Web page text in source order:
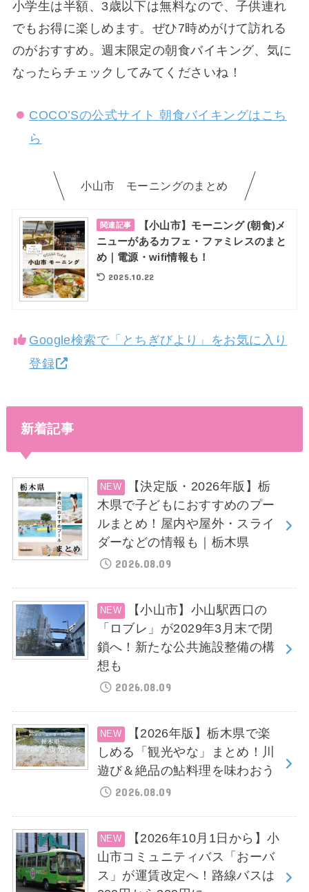
小学生は半額、3歳以下は無料なので、子供連れ
でもお得に楽しめます。ぜひ7時めがけて訪れる
のがおすすめ。週末限定の朝食バイキング、気に
なったらチェックしてみてくださいね！
COCO’Sの公式サイト 朝食バイキングはこち
ら
小山市 モーニングのまとめ
関連記事
【小山市】モーニング (朝食)メ
ニューがあるカフェ・ファミレスのまと
め｜電源・wifi情報も！
2025.10.22
Google検索で「とちぎびより」をお気に入り
登録
新着記事
【決定版・2026年版】栃
木県で子どもにおすすめのプー
ルまとめ！屋内や屋外・スライ
ダーなどの情報も｜栃木県
2026.08.09
【小山市】小山駅西口の
「ロブレ」が2029年3月末で閉
鎖へ！新たな公共施設整備の構
想も
2026.08.09
【2026年版】栃木県で楽
しめる「観光やな」まとめ！川
遊び＆絶品の鮎料理を味わおう
2026.08.09
【2026年10月1日から】小
山市コミュニティバス「おーバ
ス」が運賃改定へ！路線バスは